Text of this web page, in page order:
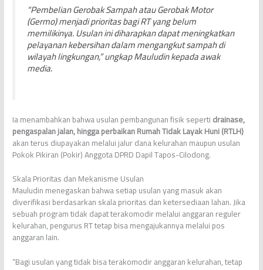
“Pembelian Gerobak Sampah atau Gerobak Motor
(Germo) menjadi prioritas bagi RT yang belum
memilikinya. Usulan ini diharapkan dapat meningkatkan
pelayanan kebersihan dalam mengangkut sampah di
wilayah lingkungan,” ungkap Mauludin kepada awak
media.
Ia menambahkan bahwa usulan pembangunan fisik sepertidrainase,
pengaspalan jalan, hingga perbaikan Rumah Tidak Layak Huni (RTLH)
akan terus diupayakan melalui jalur dana kelurahan maupun usulan
Pokok Pikiran (Pokir) Anggota DPRD Dapil Tapos-Cilodong.
Skala Prioritas dan Mekanisme Usulan
Mauludin menegaskan bahwa setiap usulan yang masuk akan
diverifikasi berdasarkan skala prioritas dan ketersediaan lahan. Jika
sebuah program tidak dapat terakomodir melalui anggaran reguler
kelurahan, pengurus RT tetap bisa mengajukannya melalui pos
anggaran lain.
“Bagi usulan yang tidak bisa terakomodir anggaran kelurahan, tetap